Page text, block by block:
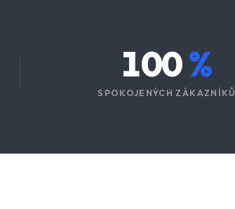
100%
SPOKOJENÝCH ZÁKAZNÍKŮ